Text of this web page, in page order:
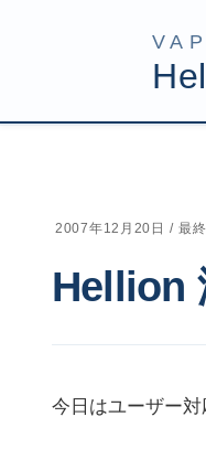
2007年12月20日 / 最
Hellion
今日はユーザー対